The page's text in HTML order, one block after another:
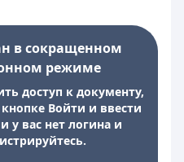
в сокращенном
режиме
доступ к документу,
Войти и ввести
у вас нет логина и